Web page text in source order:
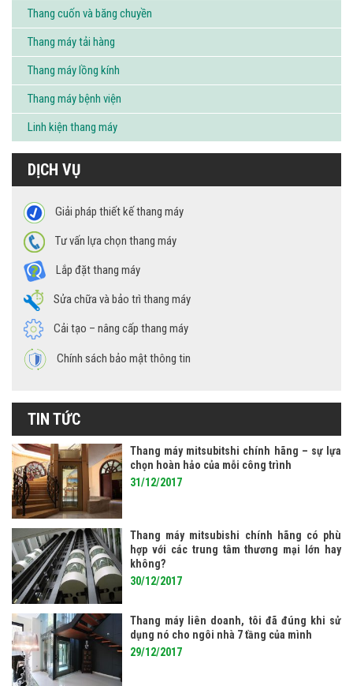
Thang cuốn và băng chuyền
Thang máy tải hàng
Thang máy lồng kính
Thang máy bệnh viện
Linh kiện thang máy
DỊCH VỤ
Giải pháp thiết kế thang máy
Tư vấn lựa chọn thang máy
Lắp đặt thang máy
Sửa chữa và bảo trì thang máy
Cải tạo – nâng cấp thang máy
Chính sách bảo mật thông tin
TIN TỨC
Thang máy mitsubitshi chính hãng – sự lựa
chọn hoàn hảo của mỗi công trình
31/12/2017
Thang máy mitsubishi chính hãng có phù
hợp với các trung tâm thương mại lớn hay
không?
30/12/2017
Thang máy liên doanh, tôi đã đúng khi sử
dụng nó cho ngôi nhà 7 tầng của mình
29/12/2017